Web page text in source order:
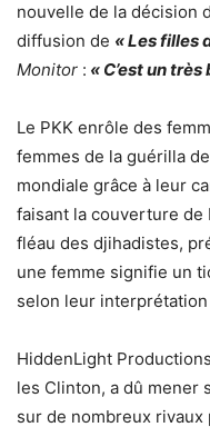
nouvelle de la décision
diffusion de « Les filles
Monitor : « C’est un
Le PKK enrôle des
femmes de la guérilla
mondiale grâce à leur
faisant la couverture de
fléau des djihadistes,
une femme signifie un
selon leur interprétation
HiddenLight
les Clinton, a dû mener
sur de nombreux rivaux